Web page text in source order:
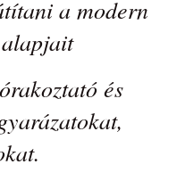
a modern
és